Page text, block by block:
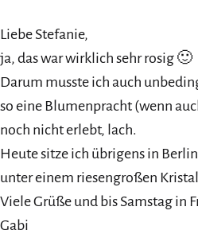
Liebe Stefanie,
ja, das war wirklich sehr rosig 🙂
Darum musste ich auch
so eine Blumenpracht (wenn
noch nicht erlebt, lach.
Heute sitze ich übrigens in
unter einem riesengroßen
Viele Grüße und bis Samstag in
Gabi